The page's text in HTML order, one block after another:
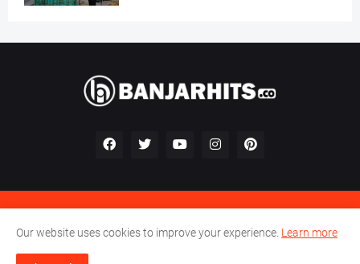
Pedoman Media Siber
Our website uses cookies to improve your experience. Learn more